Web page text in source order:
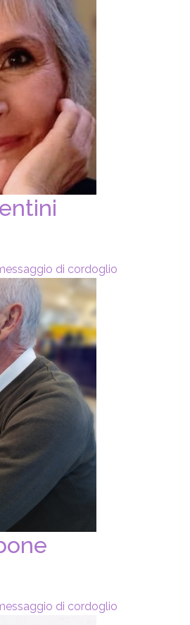
di cordoglio
di cordoglio